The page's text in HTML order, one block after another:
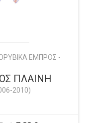
ΕΜΠΡΟΣ -
ΠΛΑΙΝΗ
2010)